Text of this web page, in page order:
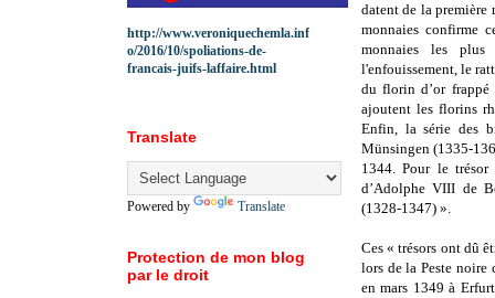
datent de la première
monnaies confirme
monnaies les
l'enfouissement, le
du florin d’or
ajoutent les florins
Enfin, la série des
Münsingen (1335-
1344. Pour le
d’Adolphe VIII de
(1328-1347) ».
Ces « trésors ont dû
lors de la Peste noire
en mars 1349 à
http://www.veroniquechemla.inf
o/2016/10/spoliations-de-
francais-juifs-laffaire.html
Translate
Powered by Translate
Protection de mon blog
par le droit